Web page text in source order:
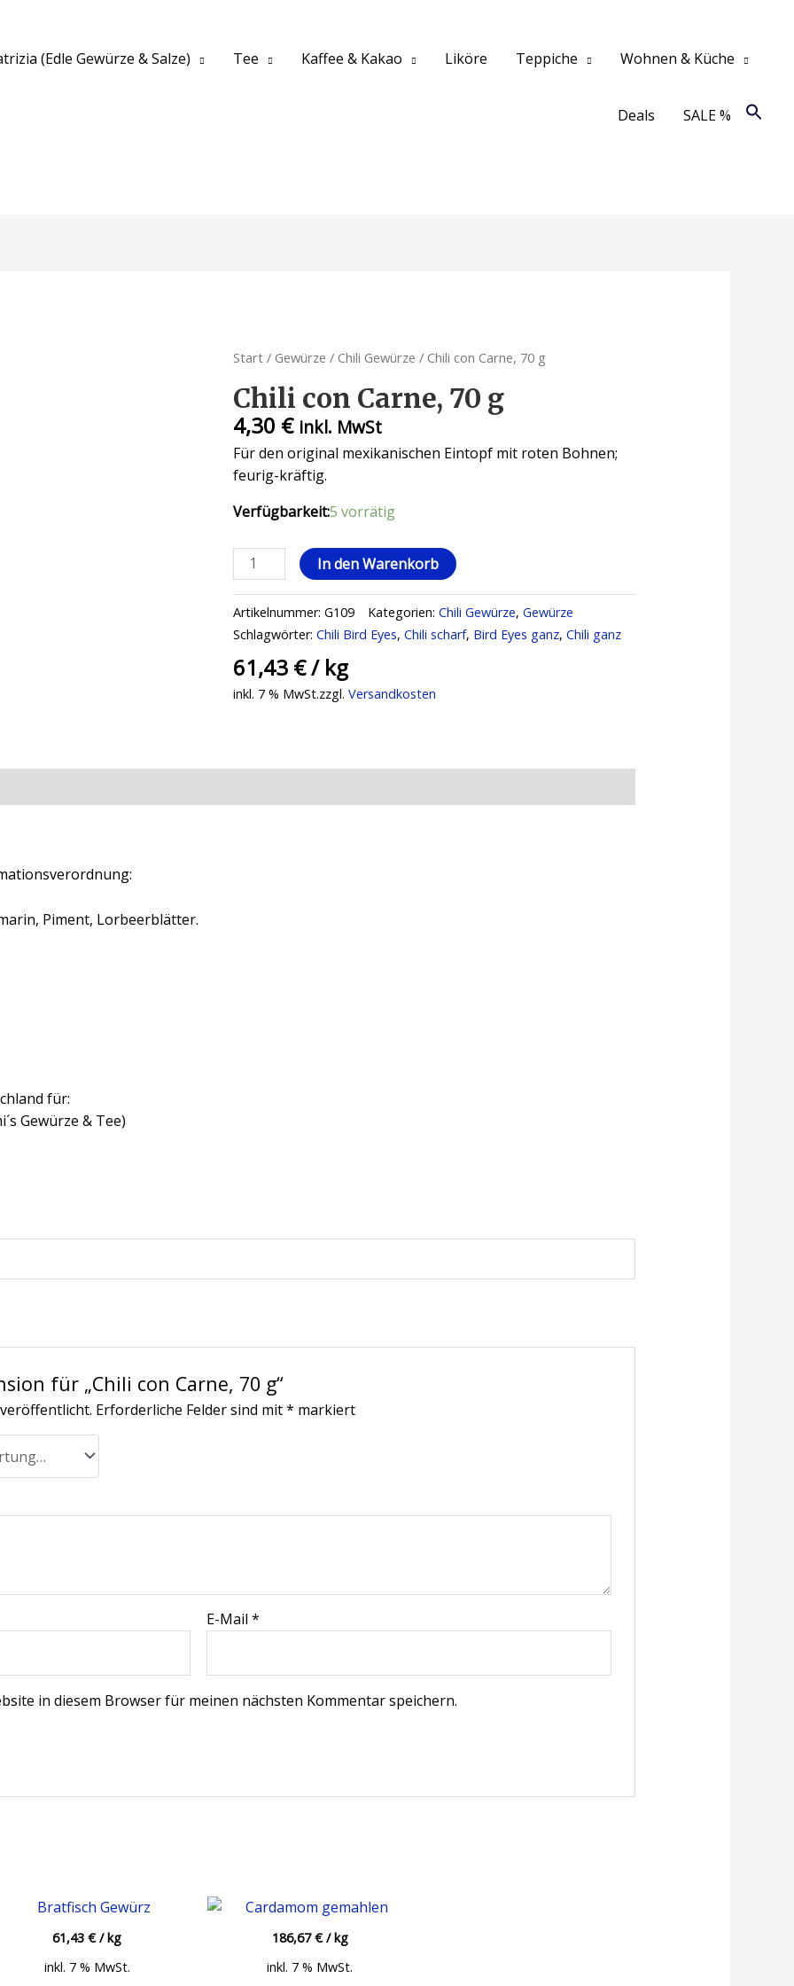
(Edle Gewürze & Salze) Tee Kaffee & Kakao Liköre Teppiche Wohnen & Küche
Deals SALE %
Start / Gewürze / Chili Gewürze / Chili con Carne, 70 g
Chili con Carne, 70 g
4,30 € inkl. MwSt
Für den original mexikanischen Eintopf mit roten Bohnen;
feurig-kräftig.
Verfügbarkeit:5 vorrätig
Chili
con
Carne,
70
g
Menge
In den Warenkorb
Artikelnummer:G109 Kategorien:Chili Gewürze,Gewürze
Schlagwörter:Chili Bird Eyes,Chili scharf, Bird Eyes ganz,Chili ganz
61,43 €/ kg
inkl. 7 % MwSt.zzgl.Versandkosten
Piment, Lorbeerblätter.
für:
Gewürze & Tee)
für „Chili con Carne, 70 g“
Erforderliche Felder sind mit* markiert
E-Mail*
in diesem Browser für meinen nächsten Kommentar speichern.
61,43€/kg
inkl. 7 % MwSt.
186,67€/kg
inkl. 7 % MwSt.